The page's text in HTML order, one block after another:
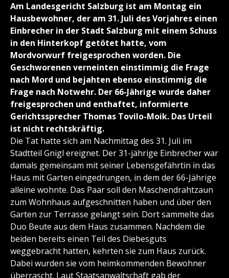
Am Landesgericht Salzburg ist am Montag ein
Hausbewohner, der am 31. Juli des Vorjahres einen
Einbrecher in der Stadt Salzburg mit einem Schuss
in den Hinterkopf getötet hatte, vom
Mordvorwurf freigesprochen worden. Die
Geschworenen verneinten einstimmig die Frage
nach Mord und bejahten ebenso einstimmig die
Frage nach Notwehr. Der 66-Jährige wurde daher
freigesprochen und enthaftet, informierte
Gerichtssprecher Thomas Tovilo-Moik. Das Urteil
ist nicht rechtskräftig.
Die Tat hatte sich am Nachmittag des 31. Juli im
Stadtteil Gnigl ereignet. Der 31-jährige Einbrecher war
damals gemeinsam mit seiner Lebensgefährtin in das
Haus mit Garten eingedrungen, in dem der 66-Jährige
alleine wohnte. Das Paar soll den Maschendrahtzaun
zum Wohnhaus aufgeschnitten haben und über den
Garten zur Terrasse gelangt sein. Dort sammelte das
Duo Beute aus dem Haus zusammen. Nachdem die
beiden bereits einen Teil des Diebesguts
weggebracht hatten, kehrten sie zum Haus zurück.
Dabei wurden sie vom heimkommenden Bewohner
überrascht. Laut Staatsanwaltschaft gab der